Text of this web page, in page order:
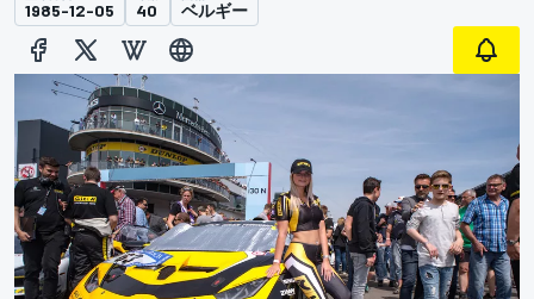
1985-12-05 40 ベルギー